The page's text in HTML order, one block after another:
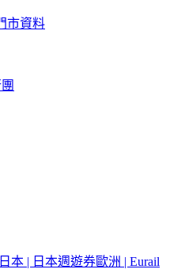
市資料
日本 | 日本週遊券歐洲 | Eurail